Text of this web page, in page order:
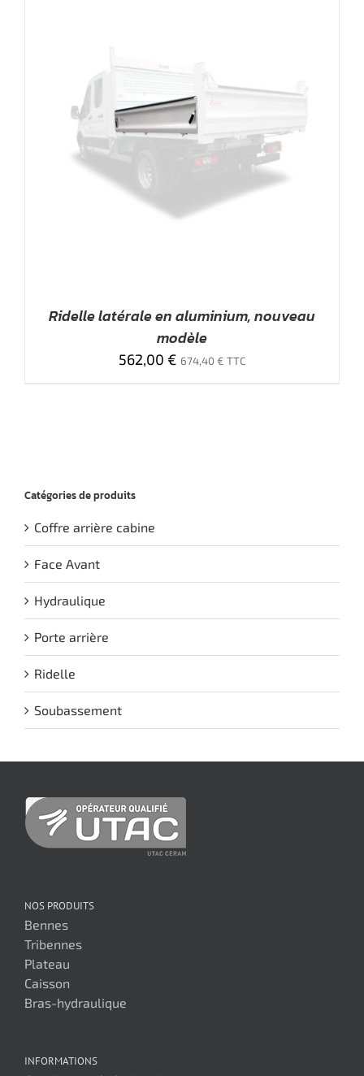
Ridelle latérale en aluminium, nouveau
modèle
562,00 € 674,40€ TTC
Catégories de produits
Coffre arrière cabine
Face Avant
Hydraulique
Porte arrière
Ridelle
Soubassement
NOS PRODUITS
Bennes
Tribennes
Plateau
Caisson
Bras-hydraulique
INFORMATIONS